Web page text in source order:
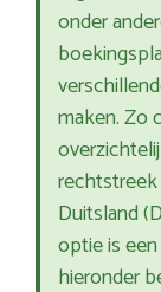
onder
maken. Zo
Duitsland
optie is
hieronder